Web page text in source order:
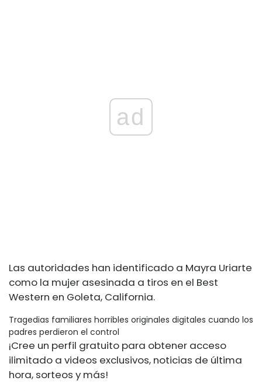
ad
Las autoridades han identificado a Mayra Uriarte
como la mujer asesinada a tiros en el Best
Western en Goleta, California.
Tragedias familiares horribles originales digitales cuando los
padres perdieron el control
¡Cree un perfil gratuito para obtener acceso
ilimitado a videos exclusivos, noticias de última
hora, sorteos y más!